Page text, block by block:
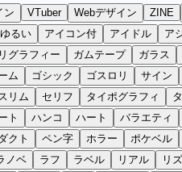
ン VTuber Webデザイン ZINE
ゆるい アイコン付 アイドル ア
グラフィー ガムテープ ガラス
ム ゴシック ゴスロリ サイン
リム セリフ タイポグラフィ
ト ハンコ ハート バラエティ
クト ペン字 ホラー ポケベル
ノベ ラフ ラベル リアル リ